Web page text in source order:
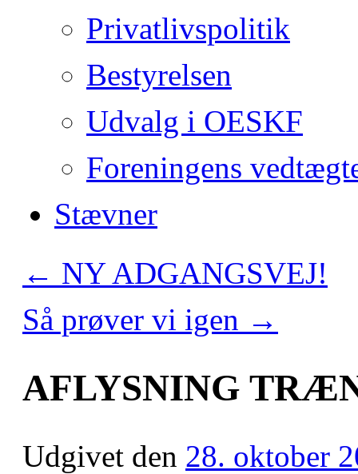
Privatlivspolitik
Bestyrelsen
Udvalg i OESKF
Foreningens
Stævner
← NY ADGANGSVEJ!
Så prøver vi igen →
AFLYSNING
Udgivet den 28. oktober